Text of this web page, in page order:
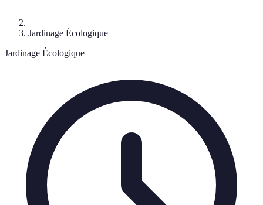
Jardinage Écologique
Jardinage Écologique